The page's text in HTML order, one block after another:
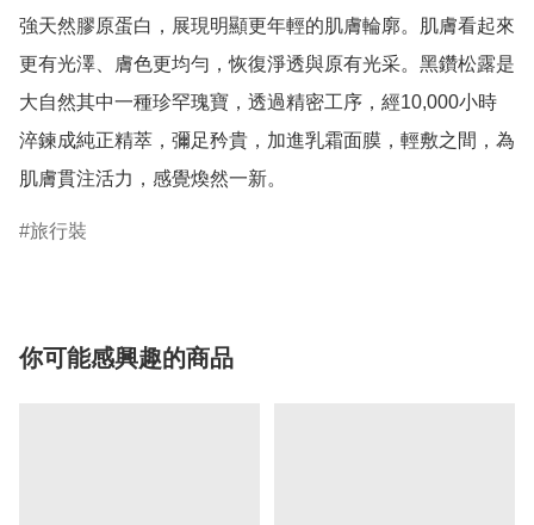
強天然膠原蛋白，展現明顯更年輕的肌膚輪廓。肌膚看起來
更有光澤、膚色更均勻，恢復淨透與原有光采。黑鑽松露是
大自然其中一種珍罕瑰寶，透過精密工序，經10,000小時
淬鍊成純正精萃，彌足矜貴，加進乳霜面膜，輕敷之間，為
旅行裝
你可能感興趣的商品